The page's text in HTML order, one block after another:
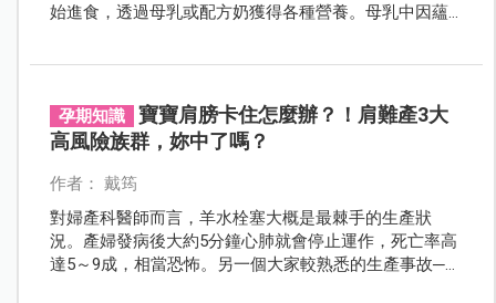
始進食，透過母乳或配方奶獲得各種營養。母乳中因蘊
孕期知識
寶寶肩膀卡住怎麼辦？！肩難產3大
高風險族群，妳中了嗎？
作者： 戴筠
對婦產科醫師而言，羊水栓塞大概是最棘手的生產狀
況。產婦發病後大約5分鐘心肺就會停止運作，死亡率高
達5～9成，相當恐怖。另一個大家較熟悉的生產事故─肩